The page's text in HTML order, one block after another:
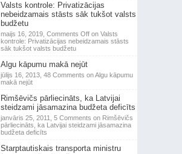
Valsts kontrole: Privatizācijas
nebeidzamais stāsts sāk tukšot valsts
budžetu
maijs 16, 2019, Comments Offon Valsts
kontrole: Privatizācijas nebeidzamais stāsts
sāk tukšot valsts budžetu
Algu kāpumu makā nejūt
jūlijs 16, 2013, 48 Comments on Algu kāpumu
makā nejūt
Rimšēvičs pārliecināts, ka Latvijai
steidzami jāsamazina budžeta deficīts
janvāris 25, 2011, 5 Comments on Rimšēvičs
pārliecināts, ka Latvijai steidzami jāsamazina
budžeta deficīts
Starptautiskais transporta ministru